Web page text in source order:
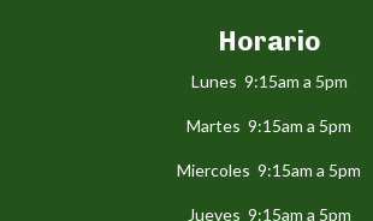
Horario
Lunes 9:15am a 5pm
Martes 9:15am a 5pm
Miercoles 9:15am a 5pm
Jueves 9:15am a 5pm